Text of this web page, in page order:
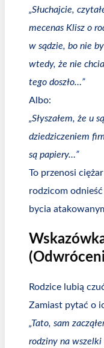
„Słuchajcie,
mecenas Klisz o
w sądzie, bo nie
wtedy, że nie
tego doszło…”
Albo:
„Słyszałem, że u
dziedziczeniem
są papiery…”
To przenosi
rodzicom
bycia
Rodzice lubią
Zamiast pytać o
„Tato, sam
rodziny na